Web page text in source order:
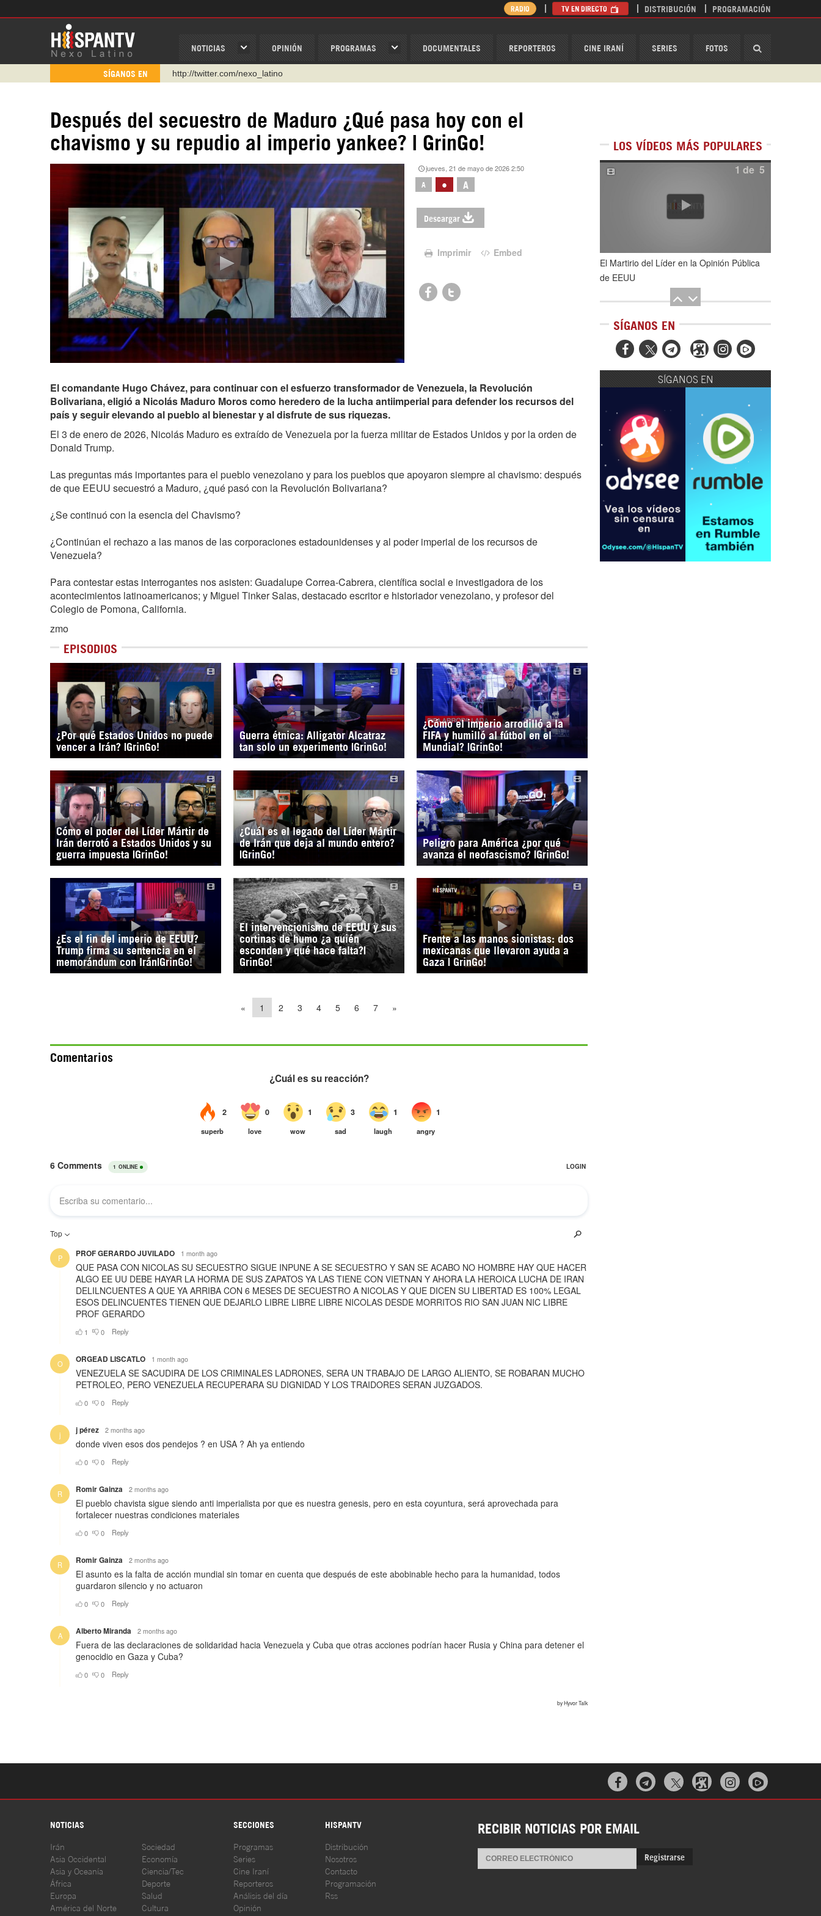
NOTICIAS OPINIÓN PROGRAMAS DOCUMENTALES REPORTEROS CINE IRANÍ SERIES FOTOS
RADIO TV EN DIRECTO DISTRIBUCIÓN PROGRAMACIÓN
SÍGANOS EN
http://twitter.com/nexo_latino
WhatsApp y Viber: +98 921 79 29 404
Instagram como: hispan_tv
https://www.facebook.com/Nexolatino.Canal
https://www.youtube.com/@nexo_latino
Después del secuestro de Maduro ¿Qué pasa hoy con el
chavismo y su repudio al imperio yankee? | GrinGo!
jueves, 21 de mayo de 2026 2:50
A • A
Descargar
Imprimir Embed
El comandante Hugo Chávez, para continuar con el esfuerzo transformador de Venezuela, la Revolución
Bolivariana, eligió a Nicolás Maduro Moros como heredero de la lucha antiimperial para defender los recursos del
país y seguir elevando al pueblo al bienestar y al disfrute de sus riquezas.
El 3 de enero de 2026, Nicolás Maduro es extraído de Venezuela por la fuerza militar de Estados Unidos y por la orden de
Donald Trump.
Las preguntas más importantes para el pueblo venezolano y para los pueblos que apoyaron siempre al chavismo: después
de que EEUU secuestró a Maduro, ¿qué pasó con la Revolución Bolivariana?
¿Se continuó con la esencia del Chavismo?
¿Continúan el rechazo a las manos de las corporaciones estadounidenses y al poder imperial de los recursos de
Venezuela?
Para contestar estas interrogantes nos asisten: Guadalupe Correa-Cabrera, científica social e investigadora de los
acontecimientos latinoamericanos; y Miguel Tinker Salas, destacado escritor e historiador venezolano, y profesor del
Colegio de Pomona, California.
zmo
EPISODIOS
¿Por qué Estados Unidos no puede
vencer a Irán? |GrinGo!
Guerra étnica: Alligator Alcatraz
tan solo un experimento |GrinGo!
¿Cómo el imperio arrodilló a la
FIFA y humilló al fútbol en el
Mundial? |GrinGo!
Cómo el poder del Líder Mártir de
Irán derrotó a Estados Unidos y su
guerra impuesta |GrinGo!
¿Cuál es el legado del Líder Mártir
de Irán que deja al mundo entero?
|GrinGo!
Peligro para América ¿por qué
avanza el neofascismo? |GrinGo!
¿Es el fin del imperio de EEUU?
Trump firma su sentencia en el
memorándum con Irán|GrinGo!
El intervencionismo de EEUU y sus
cortinas de humo ¿a quién
esconden y qué hace falta?|
GrinGo!
Frente a las manos sionistas: dos
mexicanas que llevaron ayuda a
Gaza | GrinGo!
« 1 2 3 4 5 6 7 »
Comentarios
LOS VÍDEOS MÁS POPULARES
1 de 5
El Martirio del Líder en la Opinión Pública
de EEUU
El Hombre eterno | Parte 2
CGRI de Irán asesta duros golpes a EEUU
con ataque simultáneo en Asia Occidental |
Detrás de la Razón
SÍGANOS EN
  
SÍGANOS EN
  
NOTICIAS SECCIONES HISPANTV
Irán
Asia Occidental
Asia y Oceanía
África
Europa
América del Norte
Sociedad
Economía
Ciencia/Tec
Deporte
Salud
Cultura
Programas
Series
Cine Iraní
Reporteros
Análisis del día
Opinión
Distribución
Nosotros
Contacto
Programación
Rss
RECIBIR NOTICIAS POR EMAIL
Registrarse